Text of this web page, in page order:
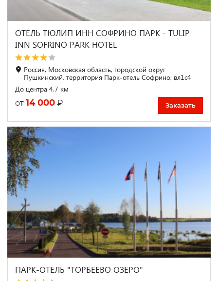
ОТЕЛЬ ТЮЛИП ИНН СОФРИНО ПАРК - TULIP
INN SOFRINO PARK HOTEL
Россия, Московская область, городской округ
Пушкинский, территория Парк-отель Софрино, вл1с4
До центра 4.7 км
от 14 000 ₽ Заказать
ПАРК-ОТЕЛЬ "ТОРБЕЕВО ОЗЕРО"